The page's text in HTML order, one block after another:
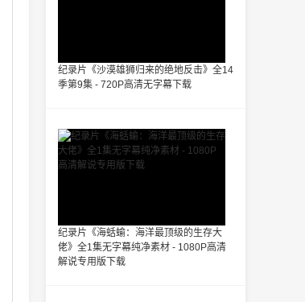
纪录片《沙漠雄狮归来的绝地反击》全14
季第9集 - 720P高清无字幕下载
纪录片《海蛞蝓：海洋最顶级的生存大
佬》全1集无字幕纯净素材 - 1080P高清
解说专用版下载